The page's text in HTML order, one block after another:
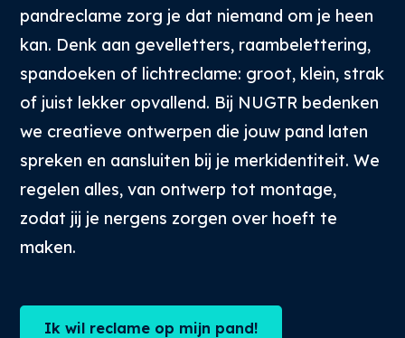
0527-858580
info@nugtr.nl
Ecopark 63, 8305 BJ, Emmeloord
pandreclame zorg je dat niemand om je heen
kan. Denk aan gevelletters, raambelettering,
spandoeken of lichtreclame: groot, klein, strak
of juist lekker opvallend. Bij NUGTR bedenken
we creatieve ontwerpen die jouw pand laten
spreken en aansluiten bij je merkidentiteit. We
regelen alles, van ontwerp tot montage,
zodat jij je nergens zorgen over hoeft te
maken.
Ik wil reclame op mijn pand!